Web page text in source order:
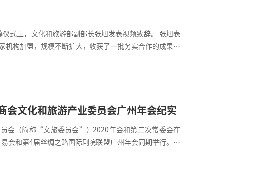
式上，文化和旅游部副部长张旭发表视频致辞。 张旭表
构加盟，规模不断扩大，收获了一批务实合作的成果，
在推动文化贸易发展，促进
文化和旅游产业委员会广州年会纪实
会（简称“文旅委员会”）2020年会和第二次常委会在
会和第4届丝绸之路国际剧院联盟广州年会同期举行。中
，文旅委员会李金生主席，以及各主席和常委单位，会
到会祝贺；李金生主席主持了2020年第二次主席会及常